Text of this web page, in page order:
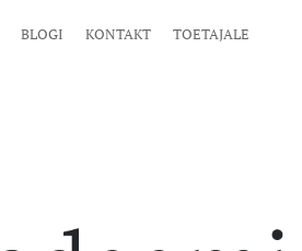
BLOGI KONTAKT TOETAJALE